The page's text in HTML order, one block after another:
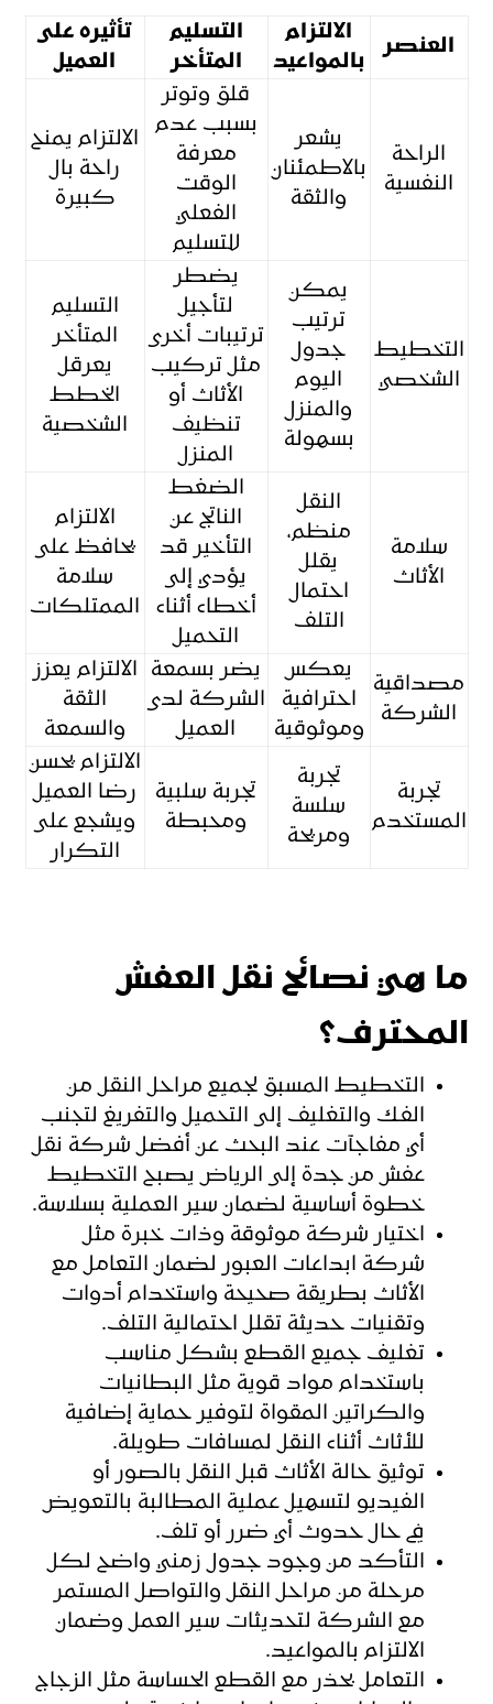
العنصر
الالتزام
بالمواعيد
التسليم
المتأخر
تأثيره على
العميل
الراحة
النفسية
يشعر
بالاطمئنان
والثقة
قلق وتوتر
بسبب عدم
معرفة
الوقت
الفعلي
للتسليم
الالتزام يمنح
راحة بال
كبيرة
التخطيط
الشخصي
يمكن
ترتيب
جدول
اليوم
والمنزل
بسهولة
يضطر
لتأجيل
ترتيبات أخرى
مثل تركيب
الأثاث أو
تنظيف
المنزل
التسليم
المتأخر
يعرقل
الخطط
الشخصية
سلامة
الأثاث
النقل
منظم،
يقلل
احتمال
التلف
الضغط
الناتج عن
التأخير قد
يؤدي إلى
أخطاء أثناء
التحميل
الالتزام
يحافظ على
سلامة
الممتلكات
مصداقية
الشركة
يعكس
احترافية
وموثوقية
يضر بسمعة
الشركة لدى
العميل
الالتزام يعزز
الثقة
والسمعة
تجربة
المستخدم
تجربة
سلسة
ومريحة
تجربة سلبية
ومحبطة
الالتزام يحسن
رضا العميل
ويشجع على
التكرار
ما هي نصائح نقل العفش
المحترف؟
التخطيط المسبق لجميع مراحل النقل من
الفك والتغليف إلى التحميل والتفريغ لتجنب
أي مفاجآت عند البحث عن أفضل شركة نقل
عفش من جدة إلى الرياض يصبح التخطيط
خطوة أساسية لضمان سير العملية بسلاسة.
اختيار شركة موثوقة وذات خبرة مثل
شركة ابداعات العبور لضمان التعامل مع
الأثاث بطريقة صحيحة واستخدام أدوات
وتقنيات حديثة تقلل احتمالية التلف.
تغليف جميع القطع بشكل مناسب
باستخدام مواد قوية مثل البطانيات
والكراتين المقواة لتوفير حماية إضافية
للأثاث أثناء النقل لمسافات طويلة.
توثيق حالة الأثاث قبل النقل بالصور أو
الفيديو لتسهيل عملية المطالبة بالتعويض
في حال حدوث أي ضرر أو تلف.
التأكد من وجود جدول زمني واضح لكل
مرحلة من مراحل النقل والتواصل المستمر
مع الشركة لتحديثات سير العمل وضمان
الالتزام بالمواعيد.
التعامل بحذر مع القطع الحساسة مثل الزجاج